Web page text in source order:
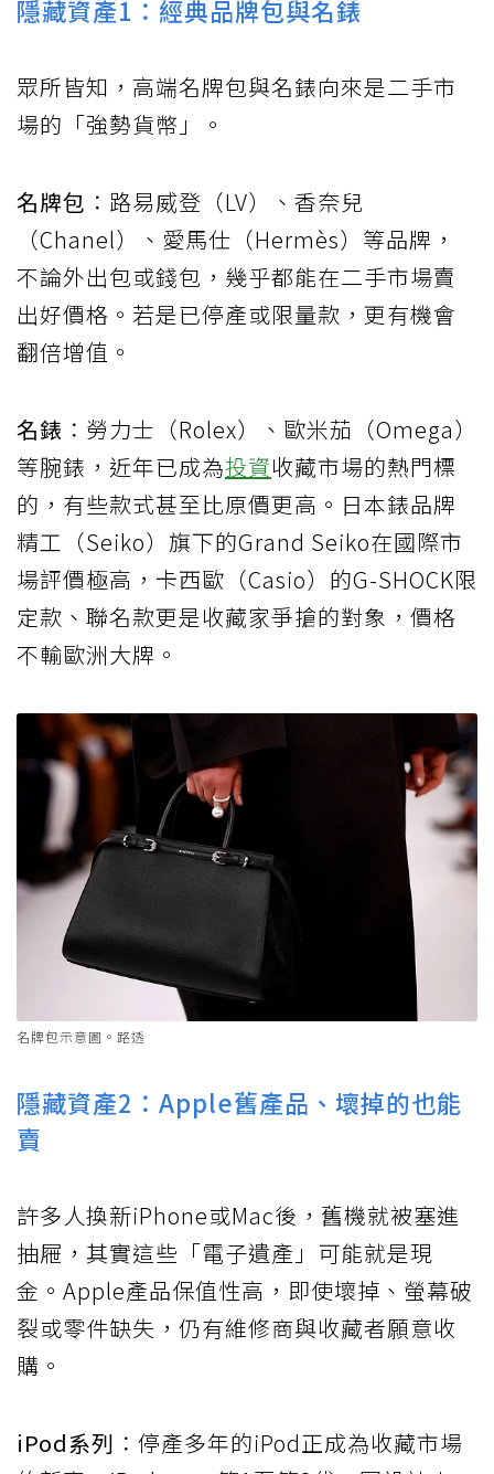
隱藏資產1：經典品牌包與名錶
眾所皆知，高端名牌包與名錶向來是二手市
場的「強勢貨幣」。
名牌包 ：路易威登（LV）、香奈兒
（Chanel）、愛馬仕（Hermès）等品牌，
不論外出包或錢包，幾乎都能在二手市場賣
出好價格。若是已停產或限量款，更有機會
翻倍增值。
名錶 ：勞力士（Rolex）、歐米茄（Omega）
等腕錶，近年已成為投資收藏市場的熱門標
的，有些款式甚至比原價更高。日本錶品牌
精工（Seiko）旗下的Grand Seiko在國際市
場評價極高，卡西歐（Casio）的G-SHOCK限
定款、聯名款更是收藏家爭搶的對象，價格
不輸歐洲大牌。
名牌包示意圖。路透
隱藏資產2：Apple舊產品、壞掉的也能
賣
許多人換新iPhone或Mac後，舊機就被塞進
抽屜，其實這些「電子遺產」可能就是現
金。Apple產品保值性高，即使壞掉、螢幕破
裂或零件缺失，仍有維修商與收藏者願意收
購。
iPod系列 ：停產多年的iPod正成為收藏市場